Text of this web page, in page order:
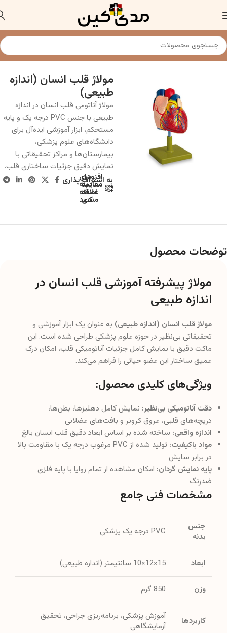
خانه مولاژ و مدل های آناتومی
مولاژ قلب انسان (اندازه
طبیعی)
مولاژ آناتومی قلب انسان در اندازه
طبیعی با جنس PVC درجه یک و پایه
مستحکم، ابزار آموزشی ایده‌آل برای
دانشگاه‌های علوم پزشکی،
بیمارستان‌ها و مراکز تحقیقاتی با
نمایش دقیق جزئیات ساختاری قلب.
برای
مقایسه
اضافه
کنید
افزودن
به
علاقه
مندی
به اشتراک پذاری
توضحات محصول
مولاژ پیشرفته آموزشی قلب انسان در
اندازه طبیعی
مولاژ قلب انسان (اندازه طبیعی) به عنوان یک ابزار آموزشی و
تحقیقاتی بی‌نظیر در حوزه علوم پزشکی طراحی شده است. این
ماکت دقیق با نمایش کامل جزئیات آناتومیکی قلب، امکان درک
عمیق ساختار این عضو حیاتی را فراهم می‌کند.
ویژگی‌های کلیدی محصول:
دقت آناتومیکی بی‌نظیر: نمایش کامل دهلیزها، بطن‌ها،
دریچه‌های قلبی، عروق کرونر و بافت‌های عضلانی
اندازه واقعی: ساخته شده بر اساس ابعاد دقیق قلب انسان بالغ
مواد باکیفیت:
تولید شده از PVC مرغوب درجه یک با مقاومت بالا
در برابر سایش
پایه نمایش گردان: امکان مشاهده از تمام زوایا با پایه فلزی
ضدزنگ
مشخصات فنی جامع
جنس
بدنه
PVC درجه یک پزشکی
ابعاد 15×12×10 سانتیمتر (اندازه طبیعی)
وزن 850 گرم
کاربردها
آموزش پزشکی، برنامه‌ریزی جراحی، تحقیق
آزمایشگاهی